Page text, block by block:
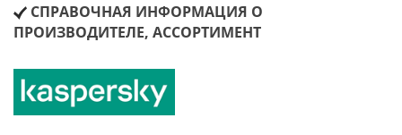
СПРАВОЧНАЯ ИНФОРМАЦИЯ О
ПРОИЗВОДИТЕЛЕ, АССОРТИМЕНТ